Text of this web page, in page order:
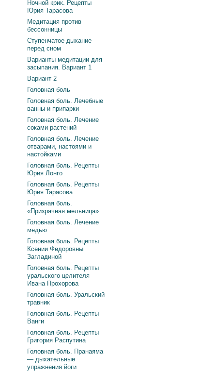
Ночной крик. Рецепты
Юрия Тарасова
Медитация против
бессонницы
Ступенчатое дыхание
перед сном
Варианты медитации для
засыпания. Вариант 1
Вариант 2
Головная боль
Головная боль. Лечебные
ванны и припарки
Головная боль. Лечение
соками растений
Головная боль. Лечение
отварами, настоями и
настойками
Головная боль. Рецепты
Юрия Лонго
Головная боль. Рецепты
Юрия Тарасова
Головная боль.
«Призрачная мельница»
Головная боль. Лечение
медью
Головная боль. Рецепты
Ксении Федоровны
Загладиной
Головная боль. Рецепты
уральского целителя
Ивана Прохорова
Головная боль. Уральский
травник
Головная боль. Рецепты
Ванги
Головная боль. Рецепты
Григория Распутина
Головная боль. Пранаяма
— дыхательные
упражнения йоги